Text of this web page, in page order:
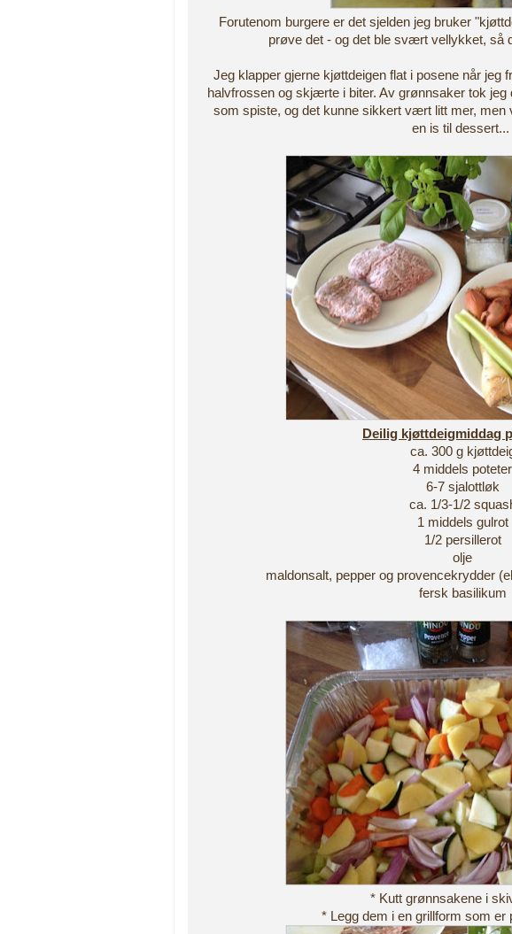
Forutenom burgere er det sjelden jeg bruker
prøve det - og det ble svært vellykket, så
Jeg klapper gjerne kjøttdeigen flat i posene når jeg
halvfrossen og skjærte i biter. Av grønnsaker tok jeg
som spiste, og det kunne sikkert vært litt mer, men
en is til dessert...
Deilig kjøttdeigmiddag
ca. 300 g
4 middels poteter
6-7 sjalottløk
ca. 1/3-1/2
1 middels gulrot
1/2 persillerot
olje
maldonsalt, pepper og provencekrydder
fersk basilikum
* Kutt grønnsakene i
* Legg dem i en grillform som er